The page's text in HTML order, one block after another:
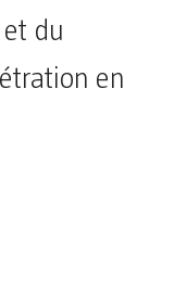
du
en